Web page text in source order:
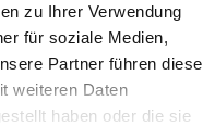
zu Ihrer Verwendung
für soziale Medien,
Partner führen diese
weiteren Daten
haben oder die sie
• CH-6221